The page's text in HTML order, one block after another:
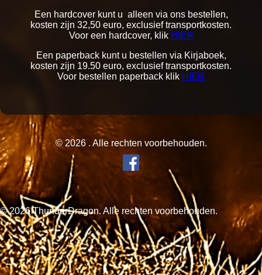
Een hardcover kunt u alleen via ons bestellen,
kosten zijn 32,50 euro, exclusief transportkosten.
Voor een hardcover, klik HIER
Een paperback kunt u bestellen via Kirjaboek,
kosten zijn 19.50 euro, exclusief transportkosten.
Voor bestellen paperback klik HIER
© 2026 . Alle rechten voorbehouden.
© 2026 ThunderDragon. Alle rechten voorbehouden.